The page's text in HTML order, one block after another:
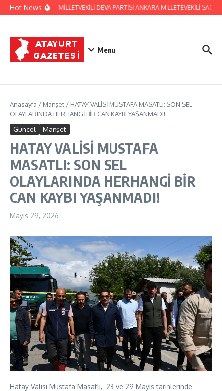
İçeriğe atla
Hot News
HATAY ESKİ MİLLETVEKİLİ DEVA PARTİSİ ANKARA MİLLETEVEKİLİ
Menu
Anasayfa / Manşet / HATAY VALİSİ MUSTAFA MASATLI: SON SEL
OLAYLARINDA HERHANGİ BİR CAN KAYBI YAŞANMADI!
Güncel Manşet
HATAY VALİSİ MUSTAFA
MASATLI: SON SEL
OLAYLARINDA HERHANGİ BİR
CAN KAYBI YAŞANMADI!
Mayıs 29, 2026
Hatay Valisi Mustafa Masatlı, 28 ve 29 Mayıs tarihlerinde